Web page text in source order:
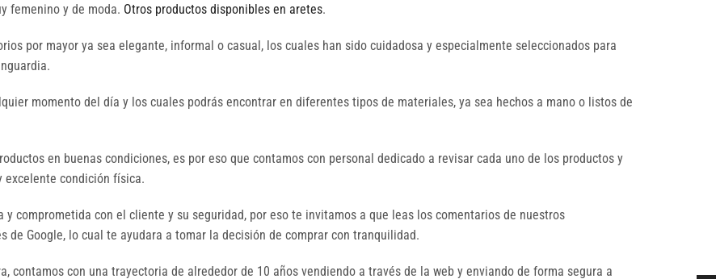
femenino y de moda. Otros productos disponibles en aretes.
por mayor ya sea elegante, informal o casual, los cuales han sido cuidadosa y especialmente seleccionados para
momento del día y los cuales podrás encontrar en diferentes tipos de materiales, ya sea hechos a mano o listos de
en buenas condiciones, es por eso que contamos con personal dedicado a revisar cada uno de los productos y
excelente condición física.
y comprometida con el cliente y su seguridad, por eso te invitamos a que leas los comentarios de nuestros
de Google, lo cual te ayudara a tomar la decisión de comprar con tranquilidad.
contamos con una trayectoria de alrededor de 10 años vendiendo a través de la web y enviando de forma segura a